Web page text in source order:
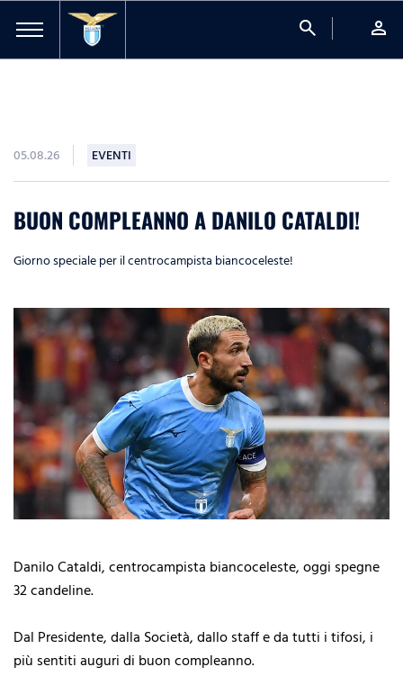
search person
05.08.26 EVENTI
BUON COMPLEANNO A DANILO CATALDI!
Giorno speciale per il centrocampista biancoceleste!
Danilo Cataldi, centrocampista biancoceleste, oggi spegne
32 candeline.
Dal Presidente, dalla Società, dallo staff e da tutti i tifosi, i
più sentiti auguri di buon compleanno.